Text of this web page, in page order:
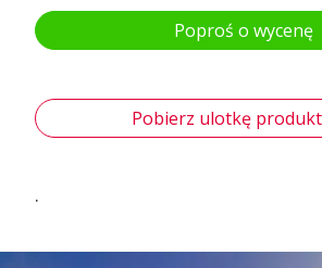
Poproś o wycenę
Pobierz ulotkę
.